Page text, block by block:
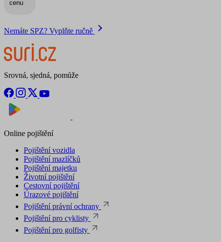
cenu
Nemáte SPZ? Vyplňte ručně
Srovná, sjedná, pomůže
Online pojištění
Pojištění vozidla
Pojištění mazlíčků
Pojištění majetku
Životní pojištění
Cestovní pojištění
Úrazové pojištění
Pojištění právní ochrany
Pojištění pro cyklisty
Pojištění pro golfisty